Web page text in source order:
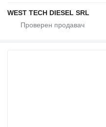
WEST TECH DIESEL SRL